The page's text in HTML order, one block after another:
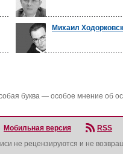
Михаил
буква — особое мнение об
Мобильная версия
RSS
не рецензируются и не